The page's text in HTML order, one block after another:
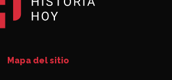
Mapa del sitio